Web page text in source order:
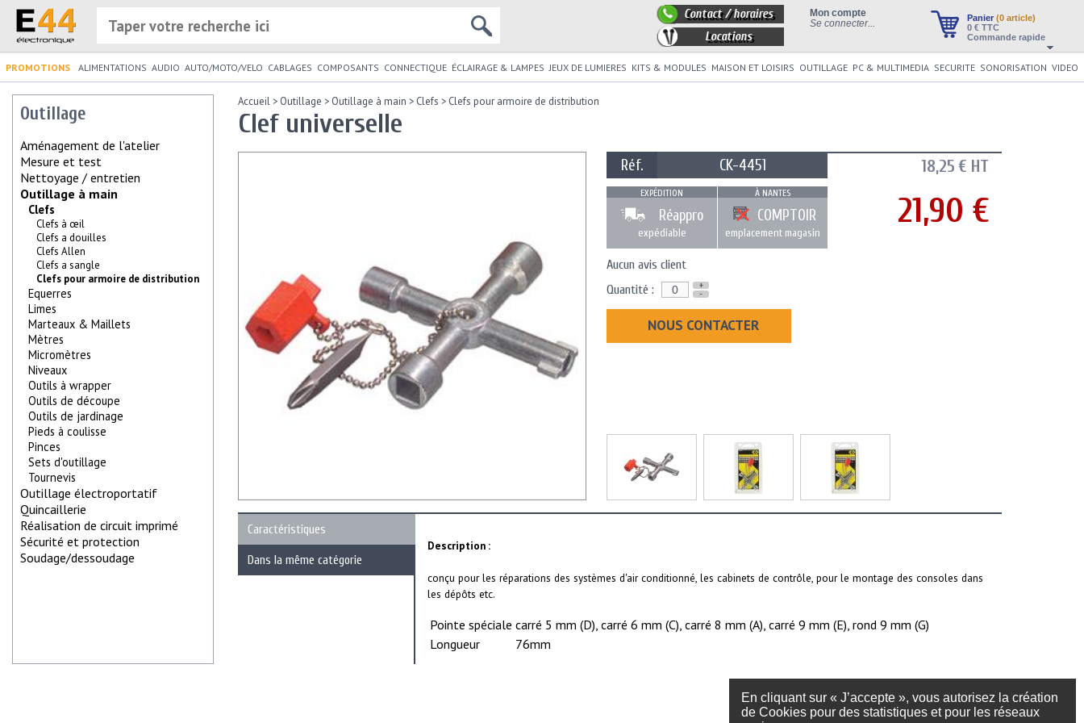
En cliquant sur « J’accepte », vous autorisez la création
de Cookies pour des statistiques et pour les réseaux
Panier (0 article)
0 € TTC
Commande rapide
Mon compte
Se connecter...
Contact / horaires
Locations
PROMOTIONS ALIMENTATIONS AUDIO AUTO/MOTO/VELO CABLAGES COMPOSANTS CONNECTIQUE ÉCLAIRAGE & LAMPES JEUX DE LUMIERES KITS & MODULES MAISON ET LOISIRS OUTILLAGE PC & MULTIMEDIA SECURITE SONORISATION VIDEO
Outillage
Aménagement de l'atelier
Mesure et test
Nettoyage / entretien
Outillage à main
Clefs
Clefs à œil
Clefs a douilles
Clefs Allen
Clefs a sangle
Clefs pour armoire de distribution
Equerres
Limes
Marteaux & Maillets
Mètres
Micromètres
Niveaux
Outils à wrapper
Outils de découpe
Outils de jardinage
Pieds à coulisse
Pinces
Sets d'outillage
Tournevis
Outillage électroportatif
Quincaillerie
Réalisation de circuit imprimé
Sécurité et protection
Soudage/dessoudage
Accueil > Outillage > Outillage à main > Clefs > Clefs pour armoire de distribution
Clef universelle
Réf. CK-4451
EXPÉDITION
Réappro
expédiable
À NANTES
COMPTOIR
emplacement magasin
18,25 € HT
21,90 €
Aucun avis client
Quantité :
+
-
NOUS CONTACTER
Caractéristiques
Dans la même catégorie
Description :
conçu pour les réparations des systèmes d'air conditionné, les cabinets de contrôle, pour le montage des consoles dans
les dépôts etc.
Pointe spéciale carré 5 mm (D), carré 6 mm (C), carré 8 mm (A), carré 9 mm (E), rond 9 mm (G)
Longueur
76mm